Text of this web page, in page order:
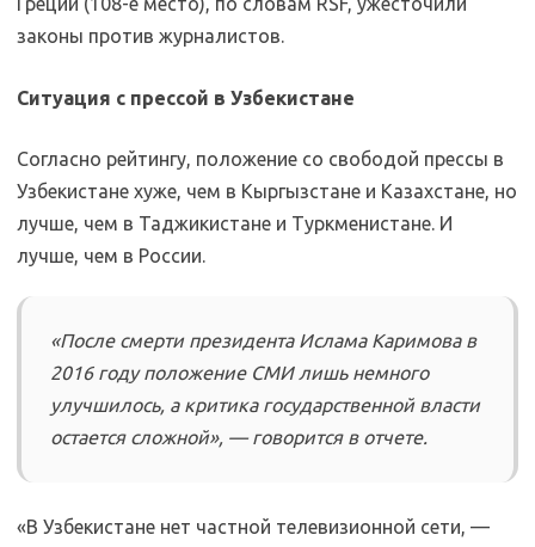
законы против журналистов.
Ситуация с прессой в Узбекистане
Согласно рейтингу, положение со свободой прессы в
Узбекистане хуже, чем в Кыргызстане и Казахстане, но
лучше, чем в Таджикистане и Туркменистане. И
лучше, чем в России.
«После смерти президента Ислама Каримова в
2016 году положение СМИ лишь немного
улучшилось, а критика государственной власти
остается сложной», — говорится в отчете.
«В Узбекистане нет частной телевизионной сети, —